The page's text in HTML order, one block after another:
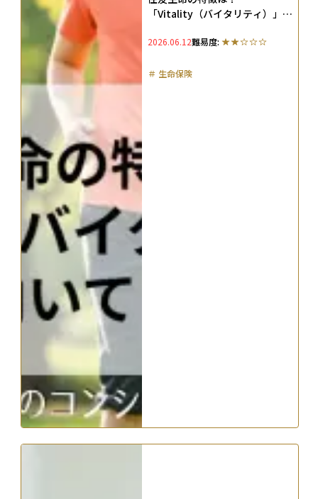
「Vitality（バイタリティ）」の
2026.06.12難易度:
＃ 生命保険